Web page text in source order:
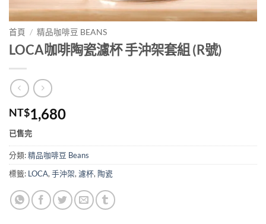
首頁 / 精品咖啡豆 BEANS
LOCA咖啡陶瓷濾杯 手沖架套組 (R號)
NT$1,680
已售完
分類:精品咖啡豆 Beans
標籤: LOCA,手沖架,濾杯, 陶瓷